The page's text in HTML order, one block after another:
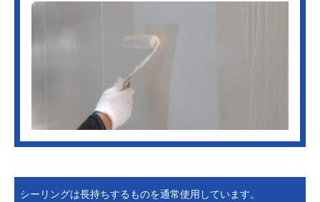
シーリングは長持ちするものを通常使用しています。